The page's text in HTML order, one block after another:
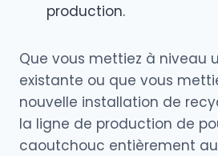
production.
Que vous mettiez à niveau
existante ou que vous
nouvelle installation de
la ligne de production de
caoutchouc entièrement